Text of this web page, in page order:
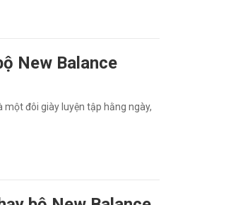
New Balance
một đôi giày luyện tập hằng ngày,